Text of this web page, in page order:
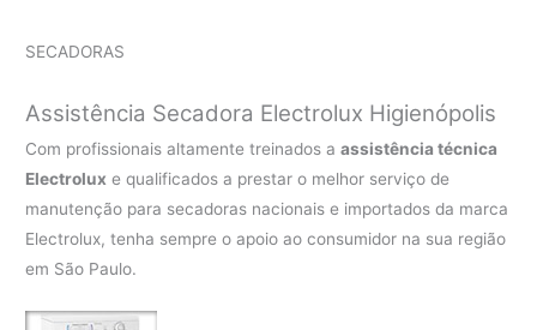
SECADORAS
Assistência Secadora Electrolux Higienópolis
Com profissionais altamente treinados aassistência técnica
Electrolux e qualificados a prestar o melhor serviço de
manutenção para secadoras nacionais e importados da marca
Electrolux, tenha sempre o apoio ao consumidor na sua região
em São Paulo.